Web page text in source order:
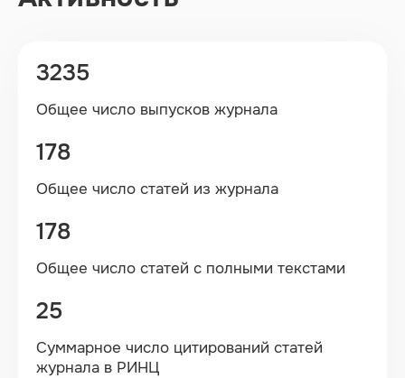
Общее число выпусков журнала
3235
Общее число статей из журнала
178
Общее число статей с полными текстами
178
Суммарное число цитирований статей
журнала в РИНЦ
25